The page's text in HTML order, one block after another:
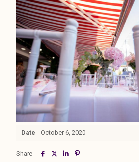
Date October 6, 2020
Share